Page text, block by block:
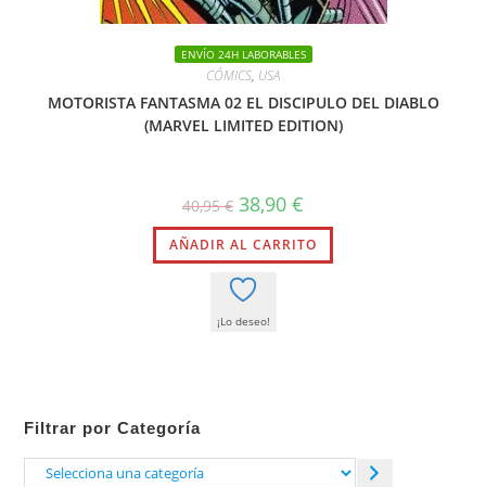
ENVÍO 24H LABORABLES
CÓMICS, USA
MOTORISTA FANTASMA 02 EL DISCIPULO DEL DIABLO
(MARVEL LIMITED EDITION)
40,95€ El
precio
original
era:
40,95 €.
38,90 €
actual
es:
38,90 €.
AÑADIR AL CARRITO
¡Lo deseo!
Filtrar por Categoría
Selecciona